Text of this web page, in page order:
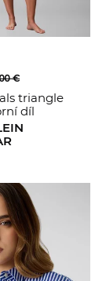
€
triangle
díl